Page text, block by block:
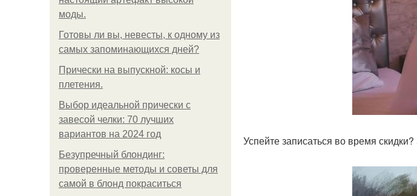
моды.
Готовы ли вы, невесты, к одному из
самых запоминающихся дней?
Прически на выпускной: косы и
плетения.
Выбор идеальной прически с
завесой челки: 70 лучших
вариантов на 2024 год
Безупречный блондинг:
проверенные методы и советы для
самой в блонд покраситься
Успейте записаться во время